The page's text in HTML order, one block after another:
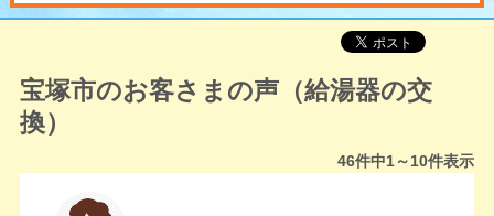
宝塚市のお客さまの声（給湯器の交
換）
46件中1～10件表示